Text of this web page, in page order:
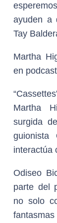
ayuden a
Tay
Martha
en
Martha
surgida
interactúa
Odiseo
parte del
no solo